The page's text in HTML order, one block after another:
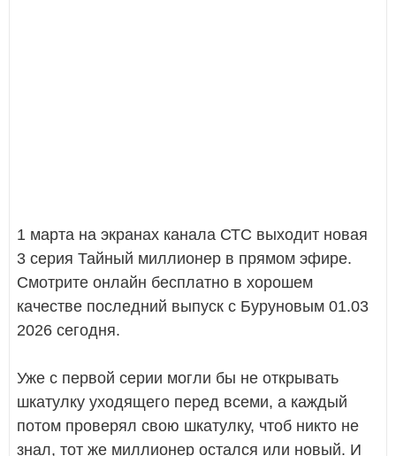
1 марта на экранах канала СТС выходит новая
3 серия Тайный миллионер в прямом эфире.
Смотрите онлайн бесплатно в хорошем
качестве последний выпуск с Буруновым 01.03
2026 сегодня.
Уже с первой серии могли бы не открывать
шкатулку уходящего перед всеми, а каждый
потом проверял свою шкатулку, чтоб никто не
знал, тот же миллионер остался или новый. И